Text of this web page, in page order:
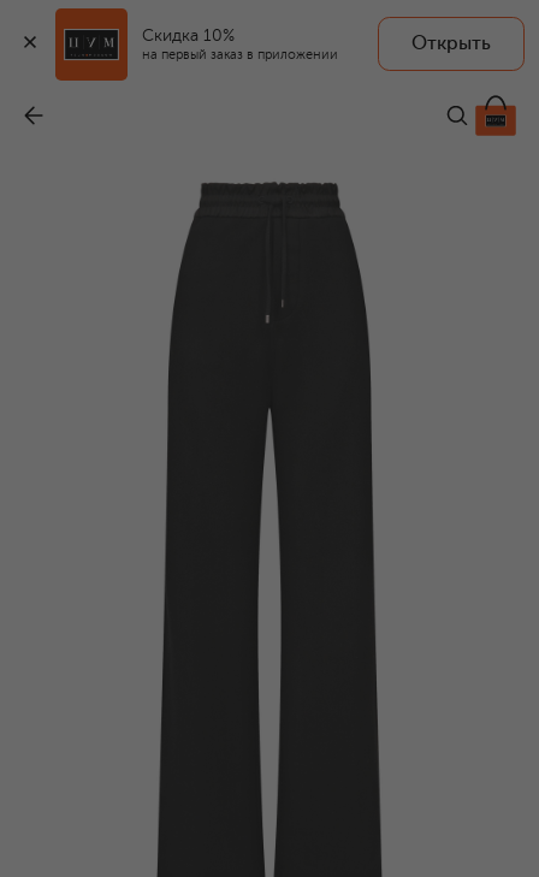
Скидка 10%
на первый заказ в приложении
Открыть
117 500 ₽